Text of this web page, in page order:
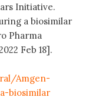
Initiative.
a biosimilar
Pharma
Feb 18].
Amgen-
biosimilar